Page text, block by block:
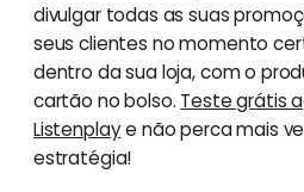
divulgar todas as suas
seus clientes no momento
dentro da sua loja, com o
cartão no bolso. Teste grátis
Listenplaye não perca mais
estratégia!